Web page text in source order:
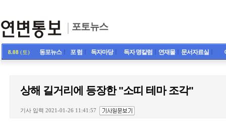
포토뉴스
8.08 (토) 동포뉴스ㅣ 포 럼 독자마당ㅣ 독자 명칼럼 연재물ㅣ 문서자료실
상해 길거리에 등장한 "소띠 테마 조각"
기사 입력 2021-01-26 11:41:57